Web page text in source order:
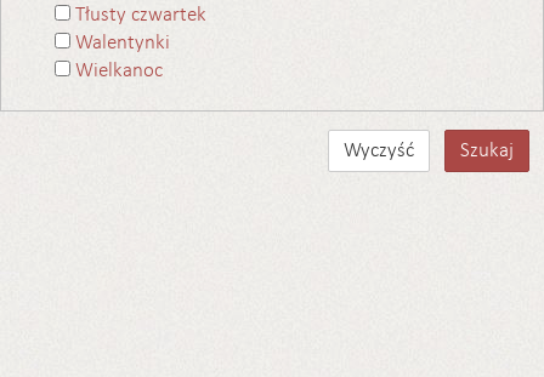
Tłusty czwartek
Walentynki
Wielkanoc